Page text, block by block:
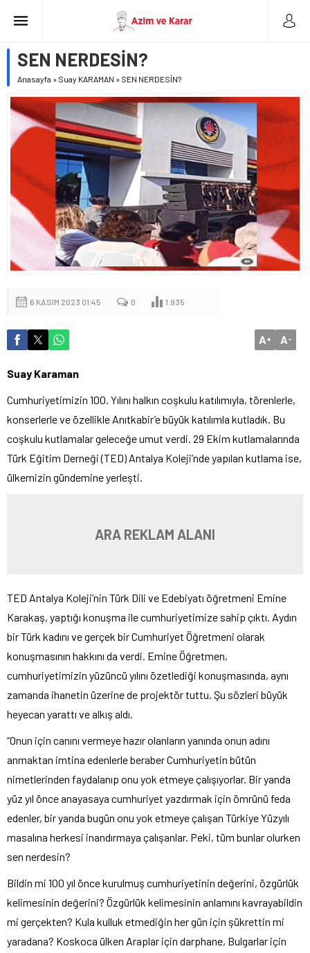
SEN NERDESİN?
Anasayfa » Suay KARAMAN » SEN NERDESİN?
6 KASIM 2023 01:45 0 1.935
A+ A-
Suay Karaman
Cumhuriyetimizin 100. Yılını halkın coşkulu katılımıyla, törenlerle,
konserlerle ve özellikle Anıtkabir’e büyük katılımla kutladık. Bu
coşkulu kutlamalar geleceğe umut verdi. 29 Ekim kutlamalarında
Türk Eğitim Derneği (TED) Antalya Koleji’nde yapılan kutlama ise,
ülkemizin gündemine yerleşti.
ARA REKLAM ALANI
TED Antalya Koleji’nin Türk Dili ve Edebiyatı öğretmeni Emine
Karakaş, yaptığı konuşma ile cumhuriyetimize sahip çıktı. Aydın
bir Türk kadını ve gerçek bir Cumhuriyet Öğretmeni olarak
konuşmasının hakkını da verdi. Emine Öğretmen,
cumhuriyetimizin yüzüncü yılını özetlediği konuşmasında, aynı
zamanda ihanetin üzerine de projektör tuttu. Şu sözleri büyük
heyecan yarattı ve alkış aldı.
“Onun için canını vermeye hazır olanların yanında onun adını
anmaktan imtina edenlerle beraber Cumhuriyetin bütün
nimetlerinden faydalanıp onu yok etmeye çalışıyorlar. Bir yanda
yüz yıl önce anayasaya cumhuriyet yazdırmak için ömrünü feda
edenler, bir yanda bugün onu yok etmeye çalışan Türkiye Yüzyılı
masalına herkesi inandırmaya çalışanlar. Peki, tüm bunlar olurken
sen nerdesin?
Bildin mi 100 yıl önce kurulmuş cumhuriyetinin değerini, özgürlük
kelimesinin değerini? Özgürlük kelimesinin anlamını kavrayabildin
mi gerçekten? Kula kulluk etmediğin her gün için şükrettin mi
yaradana? Koskoca ülken Araplar için darphane, Bulgarlar için